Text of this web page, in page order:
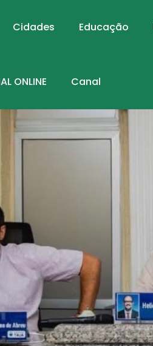
Cidades Educação
ONLINE Canal